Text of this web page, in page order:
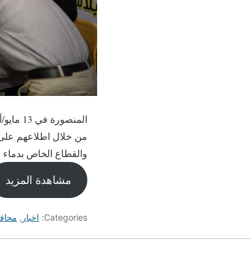
من خلال اطلاعهم على
والقطاع الخاص بدماء
مشاهدة المزيد
Categories: اخبار ,